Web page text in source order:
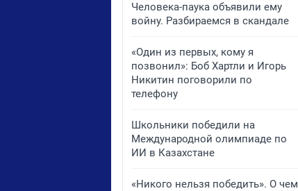
Человека-паука объявили ему
войну. Разбираемся в скандале
«Один из первых, кому я
позвонил»: Боб Хартли и Игорь
Никитин поговорили по
телефону
Школьники победили на
Международной олимпиаде по
ИИ в Казахстане
«Никого нельзя победить». О чем